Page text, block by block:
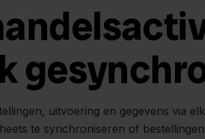
uitvoering en gegevens via
te synchroniseren of